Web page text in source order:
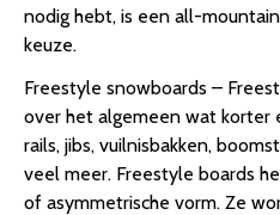
nodig hebt, is een all-
keuze.
Freestyle snowboards –
over het algemeen wat korter
rails, jibs, vuilnisbakken,
veel meer. Freestyle boards
of asymmetrische vorm. Ze